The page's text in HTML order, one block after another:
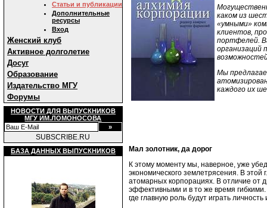
Статьи и публикации
Дополнительные
ресурсы
Вход
Женский клуб
Активное долголетие
Досуг
Образование
Издательство МГУ
Форумы
НОВОСТИ ДЛЯ ВЫПУСКНИКОВ
МГУ ИМ.ЛОМОНОСОВА
SUBSCRIBE.RU
БАЗА ДАННЫХ ВЫПУСКНИКОВ
каком из
«умными»
клиентов,
портфелей.
организаций
Мы
каждого их
Мал золотник, да дорог
К этому моменту мы, наверное, уже
экономического землетрясения. В
атомарных корпорациях. В отличие от
эффективными и в то же время
где главную роль будут играть